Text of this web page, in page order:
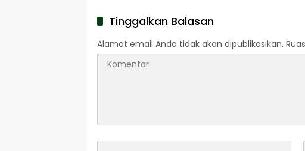
Tinggalkan Balasan
Alamat email Anda tidak akan dipublikasikan.